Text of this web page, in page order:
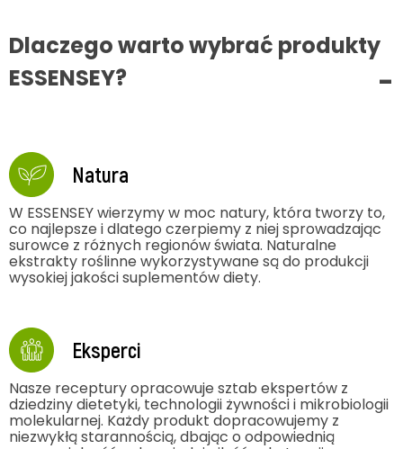
Dlaczego warto wybrać produkty
ESSENSEY?
Natura
W ESSENSEY wierzymy w moc natury, która tworzy to,
co najlepsze i dlatego czerpiemy z niej sprowadzając
surowce z różnych regionów świata. Naturalne
ekstrakty roślinne wykorzystywane są do produkcji
wysokiej jakości suplementów diety.
Eksperci
Nasze receptury opracowuje sztab ekspertów z
dziedziny dietetyki, technologii żywności i mikrobiologii
molekularnej. Każdy produkt dopracowujemy z
niezwykłą starannością, dbając o odpowiednią